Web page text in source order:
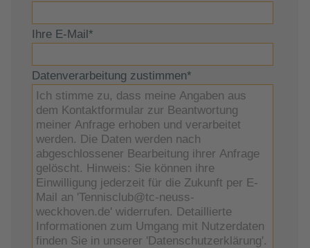
Ihre E-Mail*
Datenverarbeitung zustimmen*
Ich stimme zu, dass meine Angaben aus
dem Kontaktformular zur Beantwortung
meiner Anfrage erhoben und verarbeitet
werden. Die Daten werden nach
abgeschlossener Bearbeitung ihrer Anfrage
gelöscht. Hinweis: Sie können ihre
Einwilligung jederzeit für die Zukunft per E-
Mail an 'Tennisclub@tc-neuss-
weckhoven.de' widerrufen. Detaillierte
Informationen zum Umgang mit Nutzerdaten
finden Sie in unserer 'Datenschutzerklärung'.